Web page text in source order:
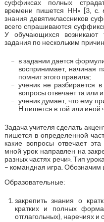
суффиксах полных
времени пишется НН» [3, с.
знания девятиклассников
всего спрашиваются
У обучающихся возникают
задания по нескольким
в задании дается
воспринимает, начиная
помнит этого правила;
ученик не разбирается
вопросы отвечает та или
ученик думает, что ему
Н пишется в той или иной
Задача учителя сделать
пишется в определенной
какие вопросы отвечает
мной урок направлен на
разных частях речи». Тип
– командная игра. Обозначим
Образовательные:
закрепить знания о
кратких и полных
отглагольных), наречиях и